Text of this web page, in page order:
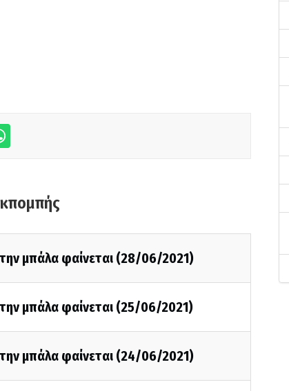
μπάλα φαίνεται (28/06/2021)
μπάλα φαίνεται (25/06/2021)
μπάλα φαίνεται (24/06/2021)